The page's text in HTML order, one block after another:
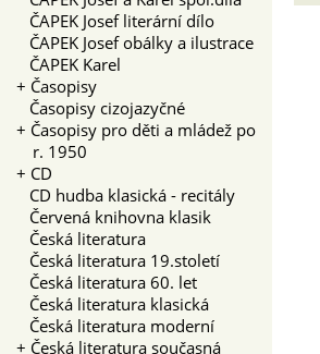
ČAPEK Josef literární dílo
ČAPEK Josef obálky a ilustrace
ČAPEK Karel
+ Časopisy
Časopisy cizojazyčné
+ Časopisy pro děti a mládež po
r. 1950
+ CD
CD hudba klasická - recitály
Červená knihovna klasik
Česká literatura
Česká literatura 19.století
Česká literatura 60. let
Česká literatura klasická
Česká literatura moderní
+ Česká literatura současná